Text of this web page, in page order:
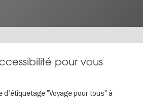
pour vous
d'étiquetage "Voyage pour tous" à